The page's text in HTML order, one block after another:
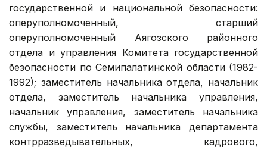
государственной и национальной безопасности:
оперуполномоченный, старший
оперуполномоченный Аягозского районного
отдела и управления Комитета государственной
безопасности по Семипалатинской области (1982-
1992); заместитель начальника отдела, начальник
отдела, заместитель начальника управления,
начальник управления, заместитель начальника
службы, заместитель начальника департамента
контрразведывательных, кадрового,